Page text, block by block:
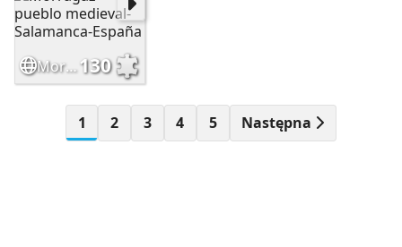
Morragaz-pueblo medieval-Salamanca-España130
1 2 3 4 5 Następna